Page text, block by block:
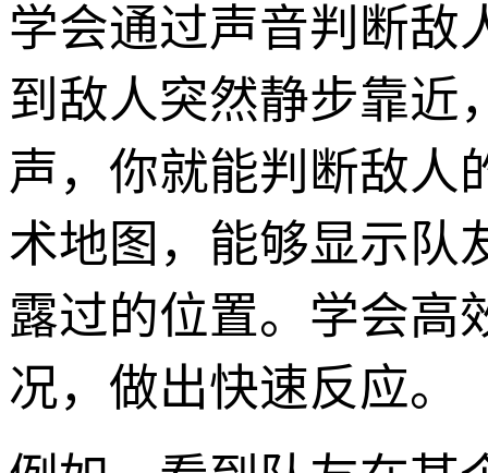
学会通过声音判断敌
到敌人突然静步靠近
声，你就能判断敌人
术地图，能够显示队
露过的位置。学会高
况，做出快速反应。